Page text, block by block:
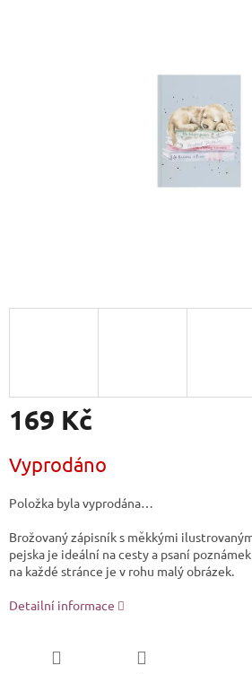
169 Kč
cena:
Vyprodáno
Položka byla vyprodána…
Brožovaný zápisník s měkkými
pejska je ideální na cesty a psaní
na každé stránce je v rohu malý obrázek.
Detailní informace